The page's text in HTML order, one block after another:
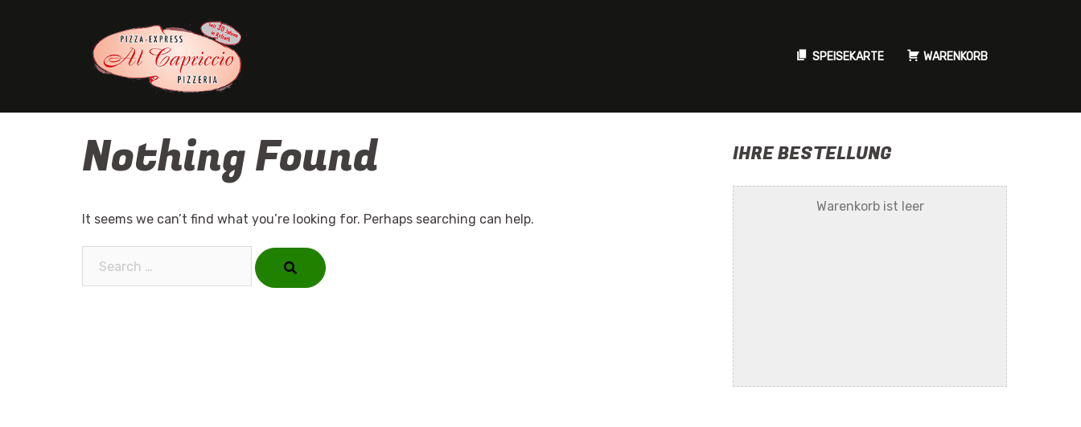
SPEISEKARTE WARENKORB
Nothing Found
It seems we can’t find what you’re looking for. Perhaps searching can help.
IHRE BESTELLUNG
Warenkorb ist leer